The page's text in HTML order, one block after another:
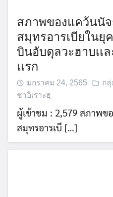
สภาพของแคว้นนั
สมุทรอารเบียในยุ
บินอับดุลวะฮาบเเ
เเรก
มกราคม 24, 2565 ก
ชาอิเราะฮฺ
ผู้เข้าชม : 2,579 สภาพข
สมุทรอารเบี […]